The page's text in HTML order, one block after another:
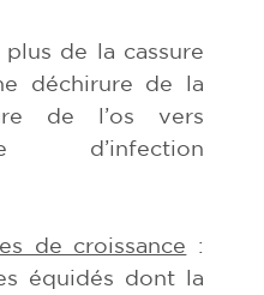
plus de la cassure
déchirure de la
de l’os vers
d’infection
de croissance :
équidés dont la